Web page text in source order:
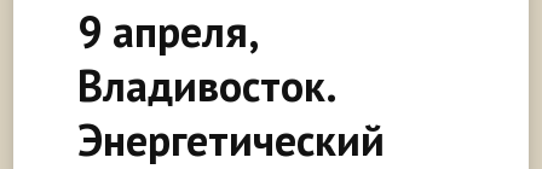
9 апреля,
Владивосток.
Энергетический